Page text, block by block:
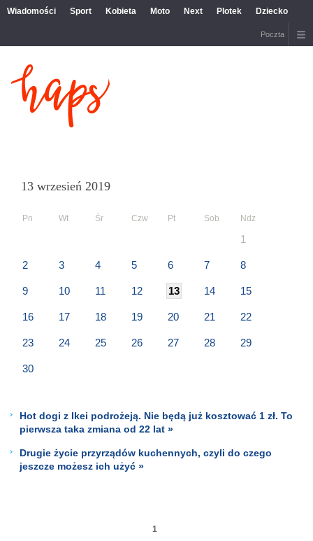
Wiadomości Sport Kobieta Moto Next Plotek Dziecko
Poczta
13 wrzesień 2019
Pn Wt Śr Czw Pt Sob Ndz
1
2 3 4 5 6 7 8
9 10 11 12 13 14 15
16 17 18 19 20 21 22
23 24 25 26 27 28 29
30
Hot dogi z Ikei podrożeją. Nie będą już kosztować 1 zł. To
pierwsza taka zmiana od 22 lat »
Drugie życie przyrządów kuchennych, czyli do czego
jeszcze możesz ich użyć »
1